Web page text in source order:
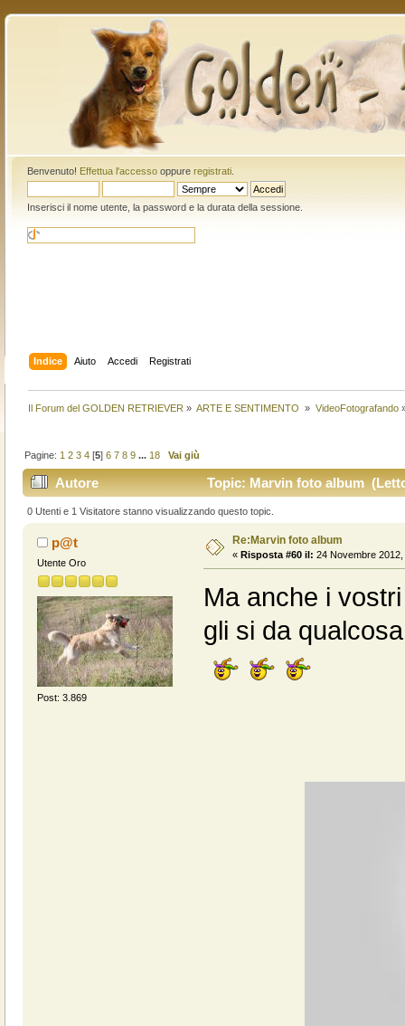
Benvenuto! Effettua l'accessooppure registrati.
Inserisci il nome utente, la password e la durata della sessione.
Indice Aiuto Accedi Registrati
Il Forum del GOLDEN RETRIEVER » ARTE E SENTIMENTO » VideoFotografando
Pagine: 1 2 3 4 [5]6 7 8 9 ... 18 Vai giù
Autore Topic: Marvin foto album
0 Utenti e 1 Visitatore stanno visualizzando questo topic.
p@t
Utente Oro
Post: 3.869
Re:Marvin foto album
« Risposta #60 il: 24 Novembre
Ma anche i
gli si da